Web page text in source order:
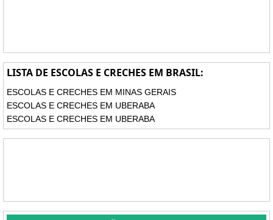
LISTA DE ESCOLAS E CRECHES EM BRASIL:
ESCOLAS E CRECHES EM MINAS GERAIS
ESCOLAS E CRECHES EM UBERABA
ESCOLAS E CRECHES EM UBERABA